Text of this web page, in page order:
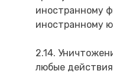
иностранному
иностранному
2.14.
любые